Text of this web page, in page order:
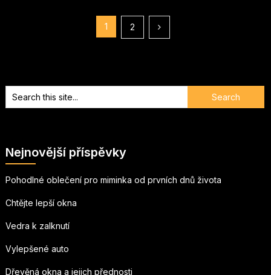
1 2
Nejnovější příspěvky
Pohodlné oblečení pro miminka od prvních dnů života
Chtějte lepší okna
Vedra k zalknutí
Vylepšené auto
Dřevěná okna a jejich přednosti